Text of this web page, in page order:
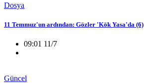
Dosya
11 Temmuz'un ardından: Gözler 'Kök Yasa'da (6)
09:01 11/7
Güncel